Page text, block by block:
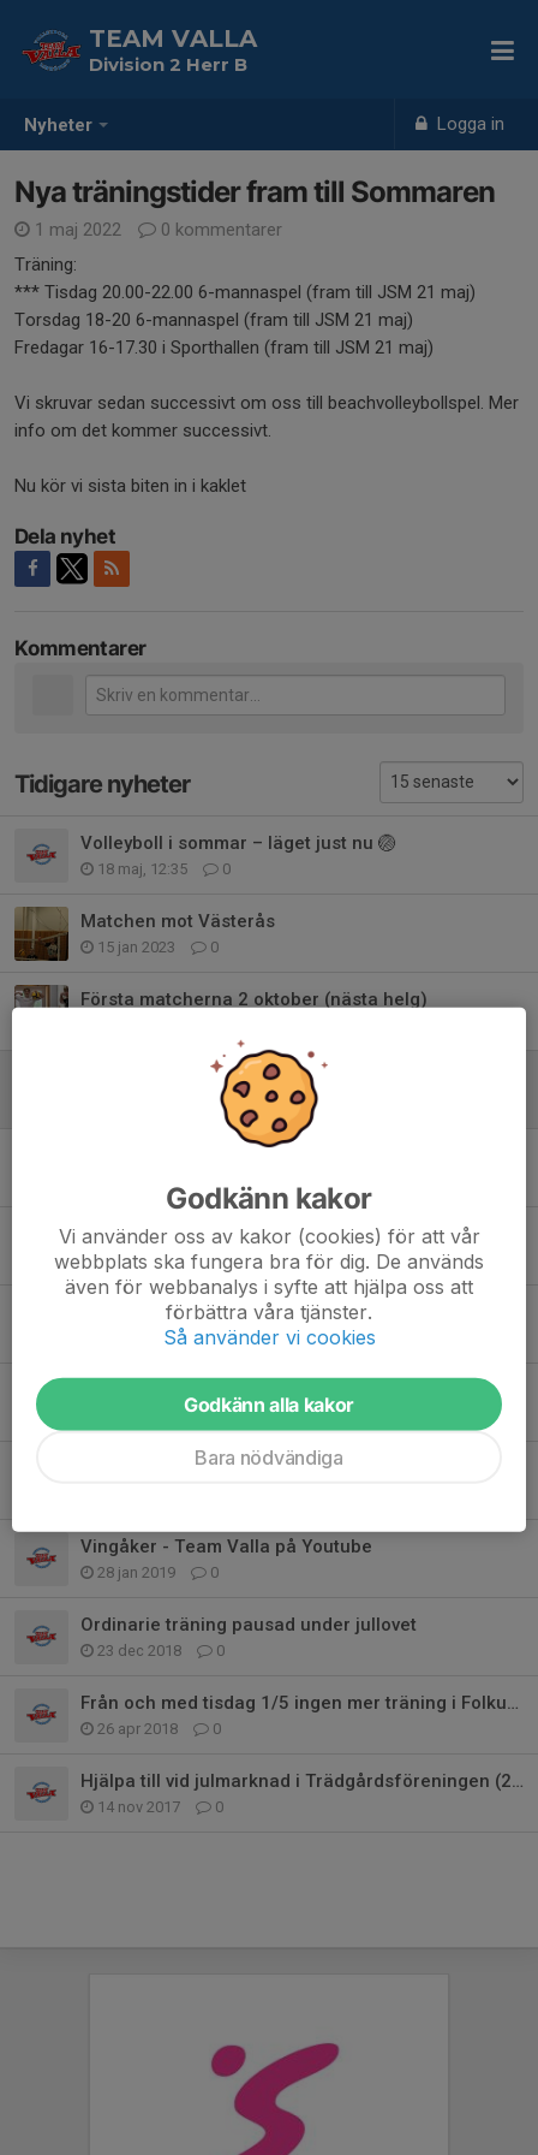
Nyheter Logga in
TEAM VALLA
Division 2 Herr B
Nya träningstider fram till Sommaren
1 maj 2022
0 kommentarer
Träning:
*** Tisdag 20.00-22.00 6-mannaspel (fram till JSM 21 maj)
Torsdag 18-20 6-mannaspel (fram till JSM 21 maj)
Fredagar 16-17.30 i Sporthallen (fram till JSM 21 maj)
Vi skruvar sedan successivt om oss till beachvolleybollspel. Mer
info om det kommer successivt.
Nu kör vi sista biten in i kaklet
Dela nyhet
Kommentarer
Tidigare nyheter
Volleyboll i sommar – läget just nu 🏐
18 maj, 12:35 0
Matchen mot Västerås
15 jan 2023 0
Första matcherna 2 oktober (nästa helg)
Nya träningstider fram till Sommaren
Träningar inställda
1 apr 2020 0
Bollrullare i morgon
10 jan 2020 0
1
Plogging 2019
Vingåker - Team Valla på Youtube
28 jan 2019 0
Ordinarie träning pausad under jullovet
23 dec 2018 0
Från och med tisdag 1/5 ingen mer träning i Folkunga eller Sporthallen i vår
26 apr 2018 0
Hjälpa till vid julmarknad i Trädgårdsföreningen (23-25 November)
14 nov 2017 0
Godkänn kakor
Vi använder oss av kakor (cookies) för att vår
webbplats ska fungera bra för dig. De används
även för webbanalys i syfte att hjälpa oss att
förbättra våra tjänster.
Så använder vi cookies
Godkänn alla kakor
Bara nödvändiga